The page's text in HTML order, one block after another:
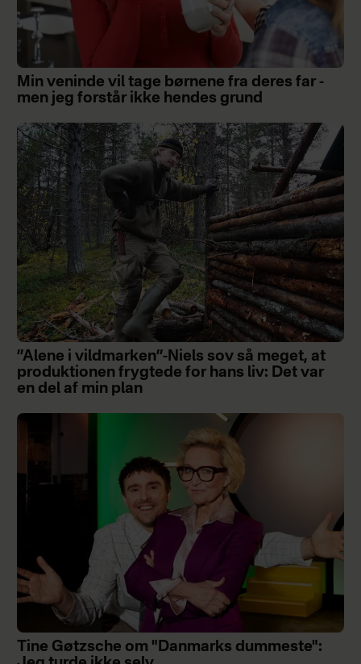
Min veninde vil tage børnene fra deres far -
men jeg forstår ikke hendes grund
”Alene i vildmarken”-Niels sov så meget, at
produktionen frygtede for hans liv: Det var
en del af min plan
Tine Gøtzsche om "Danmarks dummeste":